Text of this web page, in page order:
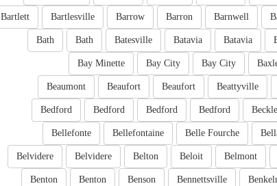
Barnwell
Barron
Barrow
Bartlesville
Bartlett
Batavia
Batavia
Batesville
Bath
Bath
Bay City
Bay City
Bay Minette
Beattyville
Beaufort
Beaufort
Beaumont
Bedford
Bedford
Bedford
Bedford
Belle Fourche
Bellefontaine
Bellefonte
Belmont
Beloit
Belton
Belvidere
Belvidere
Bennettsville
Benson
Benton
Benton